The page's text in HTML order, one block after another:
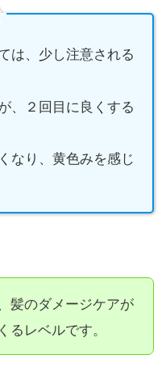
は、少し注意される
、２回目に良くする
なり、黄色みを感じ
髪のダメージケアが
るレベルです。